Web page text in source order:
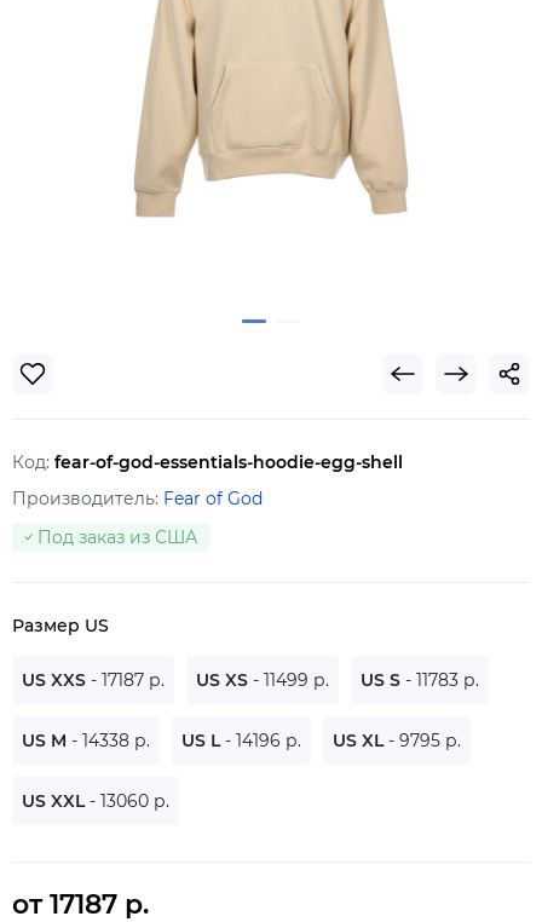
Код: fear-of-god-essentials-hoodie-egg-shell
Производитель: Fear of God
Под заказ из США
Размер US
US XXS - 17187 р. US XS - 11499 р. US S - 11783 р.
US M - 14338 р. US L- 14196 р. US XL- 9795 р.
US XXL- 13060 р.
от 17187 р.